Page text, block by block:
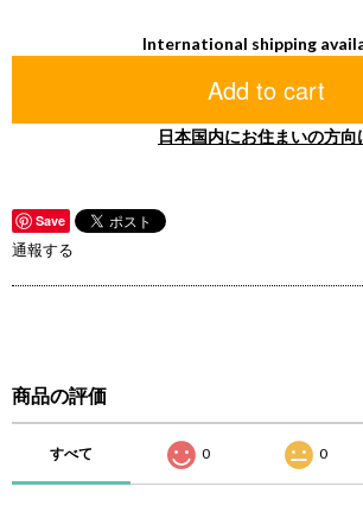
International shipping
Add to cart
日本国内にお住まいの方向
Save
通報する
商品の評価
すべて 0 0